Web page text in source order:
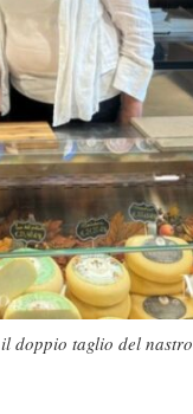
doppio taglio del nastro